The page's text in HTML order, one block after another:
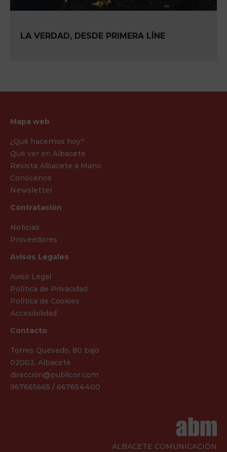
LA VERDAD, DESDE PRIMERA LÍNE
Mapa web
¿Qué hacemos hoy?
Qué ver en Albacete
Revista Albacete a Mano
Conócenos
Newsletter
Contratación
Noticias
Proveedores
Avisos Legales
Aviso Legal
Política de Privacidad
Política de Cookies
Accesibilidad
Contacto
Torres Quevedo, 80 bajo
02003, Albacete
direccion@publicor.com
967665665 / 667654400
ALBACETE COMUNICACIÓN